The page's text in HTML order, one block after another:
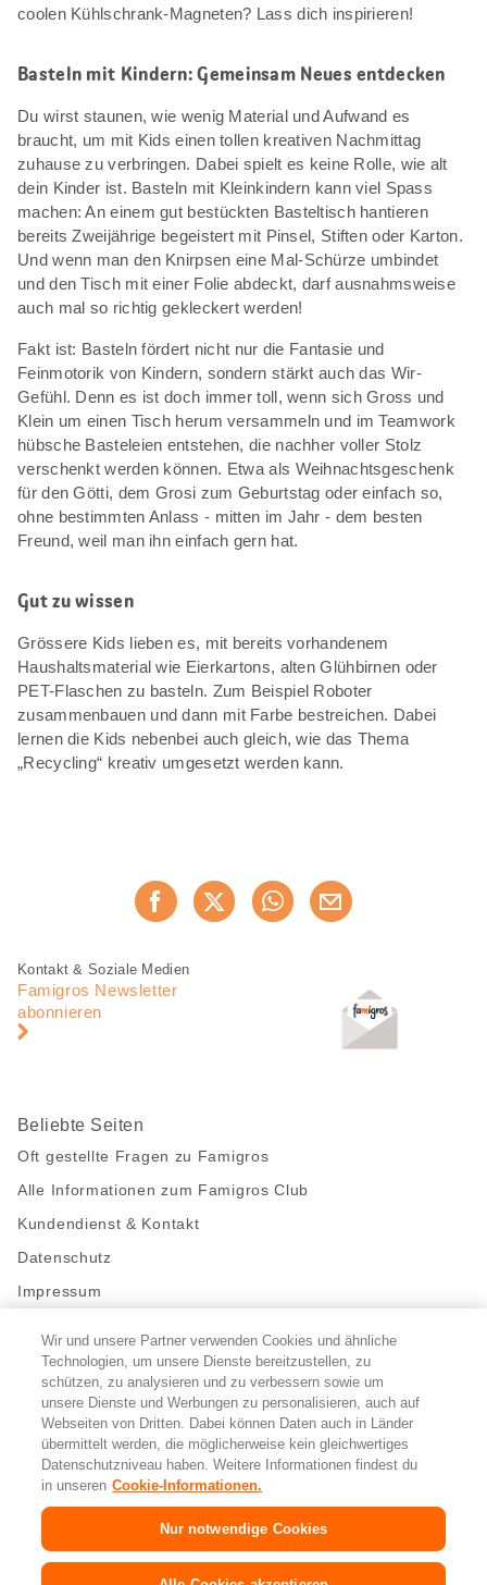
coolen Kühlschrank-Magneten? Lass dich inspirieren!
Basteln mit Kindern: Gemeinsam Neues entdecken
Du wirst staunen, wie wenig Material und Aufwand es
braucht, um mit Kids einen tollen kreativen Nachmittag
zuhause zu verbringen. Dabei spielt es keine Rolle, wie alt
dein Kinder ist. Basteln mit Kleinkindern kann viel Spass
machen: An einem gut bestückten Basteltisch hantieren
bereits Zweijährige begeistert mit Pinsel, Stiften oder Karton.
Und wenn man den Knirpsen eine Mal-Schürze umbindet
und den Tisch mit einer Folie abdeckt, darf ausnahmsweise
auch mal so richtig gekleckert werden!
Fakt ist: Basteln fördert nicht nur die Fantasie und
Feinmotorik von Kindern, sondern stärkt auch das Wir-
Gefühl. Denn es ist doch immer toll, wenn sich Gross und
Klein um einen Tisch herum versammeln und im Teamwork
hübsche Basteleien entstehen, die nachher voller Stolz
verschenkt werden können. Etwa als Weihnachtsgeschenk
für den Götti, dem Grosi zum Geburtstag oder einfach so,
ohne bestimmten Anlass - mitten im Jahr - dem besten
Freund, weil man ihn einfach gern hat.
Gut zu wissen
Grössere Kids lieben es, mit bereits vorhandenem
Haushaltsmaterial wie Eierkartons, alten Glühbirnen oder
PET-Flaschen zu basteln. Zum Beispiel Roboter
zusammenbauen und dann mit Farbe bestreichen. Dabei
lernen die Kids nebenbei auch gleich, wie das Thema
„Recycling“ kreativ umgesetzt werden kann.
Jetzt weiterempfehlen
Fusszeile
Fusszeile
Navigation
Kontakt & Soziale Medien
Famigros Newsletter
abonnieren
Beliebte Seiten
Oft gestellte Fragen zu Famigros
Alle Informationen zum Famigros Club
Kundendienst & Kontakt
Datenschutz
Impressum
Bleibe mit uns in Kontakt
Facebook
https://twitter.com/migros
https://www.youtube.com/user/
PinterestInstagram
Cookie-Einstellungen
FR IT
Wir und unsere Partner verwenden Cookies und ähnliche
Technologien, um unsere Dienste bereitzustellen, zu
schützen, zu analysieren und zu verbessern sowie um
unsere Dienste und Werbungen zu personalisieren, auch auf
Webseiten von Dritten. Dabei können Daten auch in Länder
übermittelt werden, die möglicherweise kein gleichwertiges
Datenschutzniveau haben. Weitere Informationen findest du
in unseren Cookie-Informationen.
Nur notwendige Cookies